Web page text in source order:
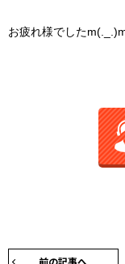
お疲れ様でした
前の記事へ